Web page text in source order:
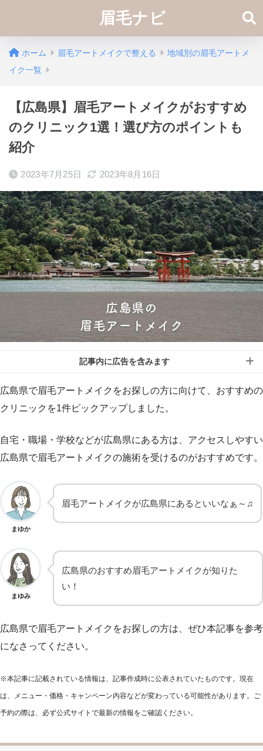
眉毛ナビ
ホーム 眉毛アートメイクで整える
地域別の眉毛アートメ
イク一覧
【広島県】眉毛アートメイクがおすすめ
のクリニック1選！選び方のポイントも
紹介
2023年7月25日 2023年8月16日
記事内に広告を含みます
広島県で眉毛アートメイクをお探しの方に向けて、おすすめの
クリニックを1件ピックアップしました。
自宅・職場・学校などが広島県にある方は、アクセスしやすい
広島県で眉毛アートメイクの施術を受けるのがおすすめです。
まゆか
眉毛アートメイクが広島県にあるといいなぁ～♫
まゆみ
広島県のおすすめ眉毛アートメイクが知りた
い！
広島県で眉毛アートメイクをお探しの方は、ぜひ本記事を参考
になさってください。
※本記事に記載されている情報は、記事作成時に公表されていたものです。現在
は、メニュー・価格・キャンペーン内容などが変わっている可能性があります。ご
予約の際は、必ず公式サイトで最新の情報をご確認ください。